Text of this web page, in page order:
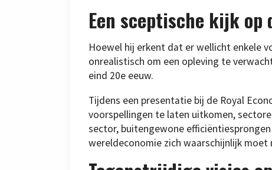
Een sceptische kijk op
Hoewel hij erkent dat er wellicht enkele
onrealistisch om een opleving te
eind 20e eeuw.
Tijdens een presentatie bij de Royal
voorspellingen te laten uitkomen,
sector, buitengewone
wereldeconomie zich waarschijnlijk